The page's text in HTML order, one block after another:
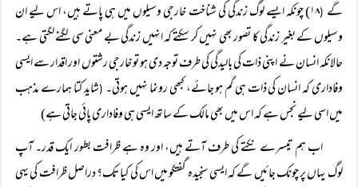
گے (
۱۸) چونکہ ایسے لوگ زندگی کی شناخت خارجی وسیلوں میں ہی پاتے ہیں، اس لیے ان
وسیلوں کے بغیر زندگی کا تصور بھی نہیں کر سکتے کہ انہیں زندگی بے معنی سی لگنے لگتی ہے۔
حالانکہ انسان نے اپنی ذات کی بالیدگی کی طرف توجہ دی ہو تو خارجی رشتوں اور اقدار سے ایسی
وفاداری کہ انسان کی ذات ہی گم ہو جائے، کبھی رونما نہیں ہوتی۔ (شاید کتا ہمارے مذہب
میں اسی لیے نجس ہے کہ اس میں بھی مالک کے ساتھ ایسی ہی وفاداری پائی جاتی ہے)
اب ہم تیسرے نکتے کی طرف آتے ہیں، اور وہ ہے ظرافت بطور ایک قدر۔ آپ
لوگ یہاں پر چونک جائیں گے کہ ایسی سنجیدہ گفتگو میں اس کی کیا تک؟ دراصل ظرافت کی یہی